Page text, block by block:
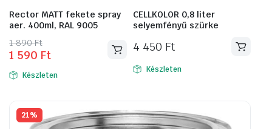
Rector MATT fekete spray
aer. 400ml, RAL 9005
1 890Ft
Original
price
was:
1 590 Ft
Current
price
is: Készleten
CELLKOLOR 0,8 liter
selyemfényű szürke
4 450 Ft
Készleten
21%